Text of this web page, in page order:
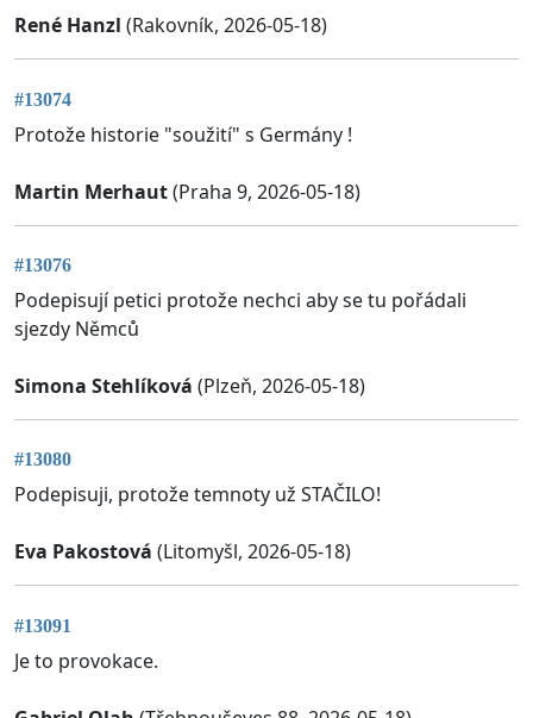
René Hanzl (Rakovník, 2026-05-18)
#13074
Protože historie "soužití" s Germány !
Martin Merhaut(Praha 9, 2026-05-18)
#13076
Podepisují petici protože nechci aby se tu pořádali
sjezdy Němců
Simona Stehlíková (Plzeň, 2026-05-18)
#13080
Podepisuji, protože temnoty už STAČILO!
Eva Pakostová (Litomyšl, 2026-05-18)
#13091
Je to provokace.